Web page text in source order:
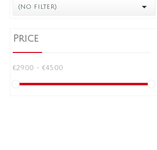
(no filter) 
Price
€29.00 - €45.00